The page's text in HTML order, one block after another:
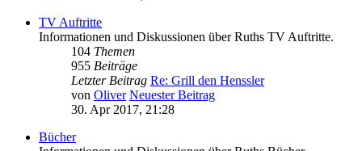
TV Auftritte
Informationen und Diskussionen über Ruths TV Auftritte.
104 Themen
955 Beiträge
Letzter Beitrag Re: Grill den Henssler
von Oliver Neuester Beitrag
30. Apr 2017, 21:28
Bücher